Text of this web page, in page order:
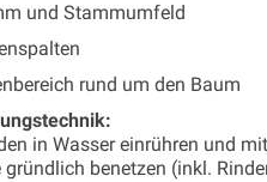
und Stammumfeld
rund um den Baum
in Wasser einrühren und
benetzen (inkl.